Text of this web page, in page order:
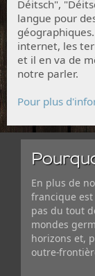
Déitsch",
langue pour
internet, les
et il en va de
notre parler.
Pour plus
En plus de
francique
pas du tout
mondes
horizons et,
outre-